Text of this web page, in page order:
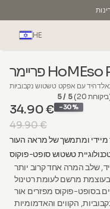
HE
עם אפקט טשטוש נקבוביות
5 / 5
49.90 €
34.90 € -30%
מיידי ומתמשך של מראה העור
שלב המרה אחד קרוב יותר
מרשם לעומת רטינול
בסופט-פוקוס מפזרים אור
הקווים והאדמומיות